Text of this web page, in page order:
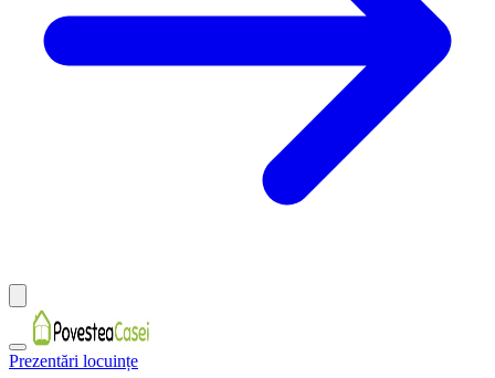
Prezentări locuințe